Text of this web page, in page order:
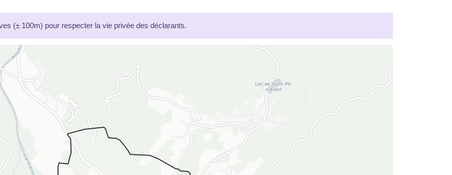
(± 100m) pour respecter la vie privée des déclarants.